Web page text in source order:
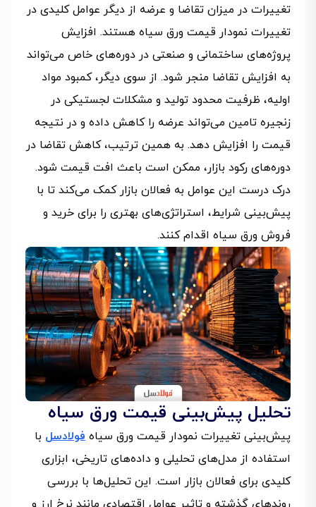
تغییرات در میزان تقاضا و عرضه از دیگر عوامل کلیدی در
تغییرات نمودار قیمت ورق سیاه هستند. افزایش
پروژه‌های ساختمانی و صنعتی در دوره‌های خاص می‌تواند
به افزایش تقاضا منجر شود. از سوی دیگر، کمبود مواد
اولیه، ظرفیت محدود تولید و مشکلات لجستیکی در
زنجیره تامین می‌تواند عرضه را کاهش داده و در نتیجه
قیمت را افزایش دهد. به همین ترتیب، کاهش تقاضا در
دوره‌های رکود بازار، ممکن است باعث افت قیمت شود.
درک درست این عوامل به فعالان بازار کمک می‌کند تا با
پیش‌بینی شرایط، استراتژی‌های بهتری را برای خرید و
فروش ورق سیاه اقدام کنند.
تحلیل پیش‌بینی قیمت ورق سیاه
پیش‌بینی تغییرات نمودار قیمت ورق سیاه فولادسل با
استفاده از مدل‌های تحلیلی و داده‌های تاریخی، ابزاری
کلیدی برای فعالان بازار است. این تحلیل‌ها با بررسی